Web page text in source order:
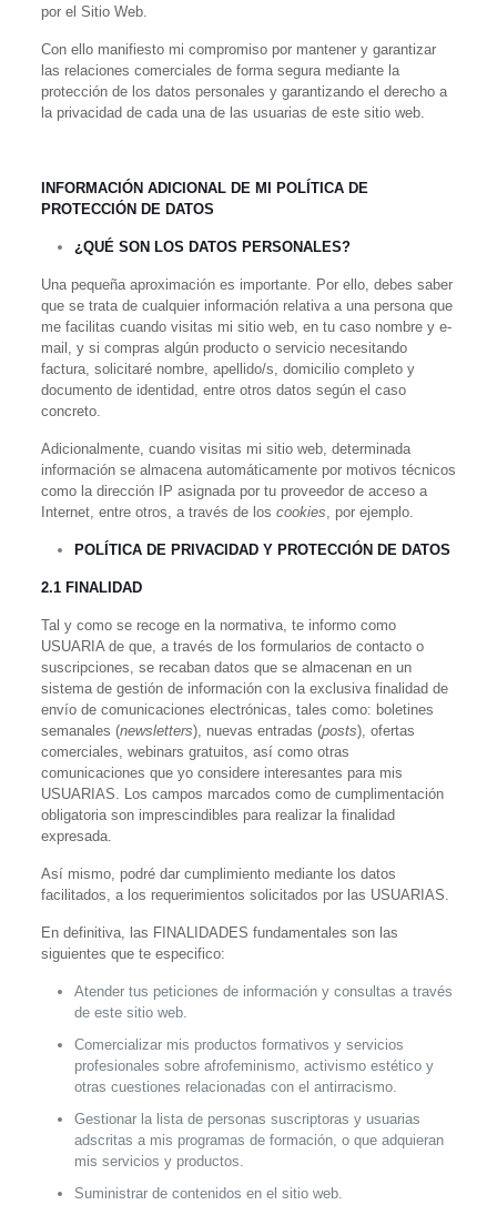
por el Sitio Web.
Con ello manifiesto mi compromiso por mantener y garantizar
las relaciones comerciales de forma segura mediante la
protección de los datos personales y garantizando el derecho a
la privacidad de cada una de las usuarias de este sitio web.
INFORMACIÓN ADICIONAL DE MI POLÍTICA DE
PROTECCIÓN DE DATOS
¿QUÉ SON LOS DATOS PERSONALES?
Una pequeña aproximación es importante. Por ello, debes saber
que se trata de cualquier información relativa a una persona que
me facilitas cuando visitas mi sitio web, en tu caso nombre y e-
mail, y si compras algún producto o servicio necesitando
factura, solicitaré nombre, apellido/s, domicilio completo y
documento de identidad, entre otros datos según el caso
concreto.
Adicionalmente, cuando visitas mi sitio web, determinada
información se almacena automáticamente por motivos técnicos
como la dirección IP asignada por tu proveedor de acceso a
Internet, entre otros, a través de los cookies, por ejemplo.
POLÍTICA DE PRIVACIDAD Y PROTECCIÓN DE DATOS
2.1 FINALIDAD
Tal y como se recoge en la normativa, te informo como
USUARIA de que, a través de los formularios de contacto o
suscripciones, se recaban datos que se almacenan en un
sistema de gestión de información con la exclusiva finalidad de
envío de comunicaciones electrónicas, tales como: boletines
semanales (newsletters), nuevas entradas (posts), ofertas
comerciales, webinars gratuitos, así como otras
comunicaciones que yo considere interesantes para mis
USUARIAS. Los campos marcados como de cumplimentación
obligatoria son imprescindibles para realizar la finalidad
expresada.
Así mismo, podré dar cumplimiento mediante los datos
facilitados, a los requerimientos solicitados por las USUARIAS.
En definitiva, las FINALIDADES fundamentales son las
siguientes que te especifico:
Atender tus peticiones de información y consultas a través
de este sitio web.
Comercializar mis productos formativos y servicios
profesionales sobre afrofeminismo, activismo estético y
otras cuestiones relacionadas con el antirracismo.
Gestionar la lista de personas suscriptoras y usuarias
adscritas a mis programas de formación, o que adquieran
mis servicios y productos.
Suministrar de contenidos en el sitio web.